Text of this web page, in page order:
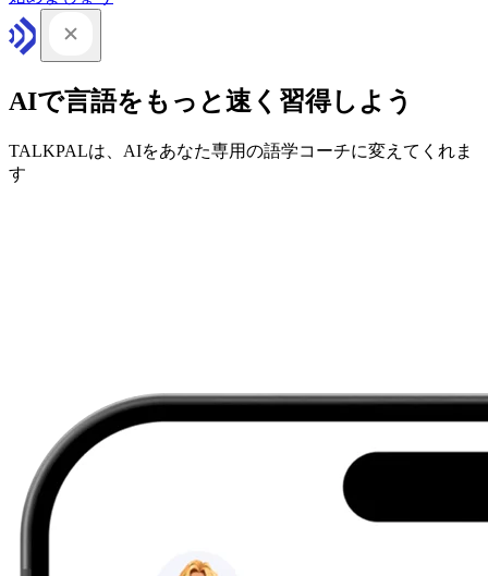
AIで言語をもっと速く習得しよう
TALKPALは、AIをあなた専用の語学コーチに変えてくれま
す